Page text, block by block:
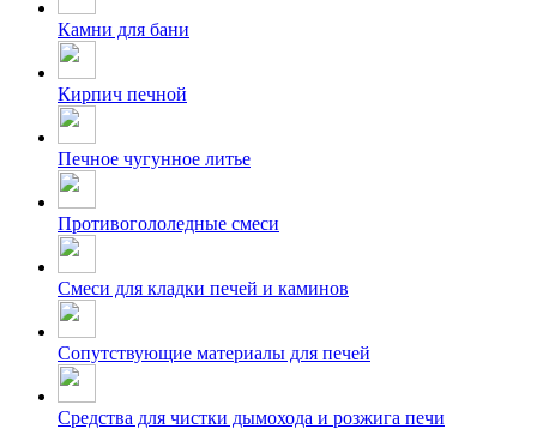
Камни для бани
Кирпич печной
Печное чугунное литье
Противогололедные смеси
Смеси для кладки печей и каминов
Сопутствующие материалы для печей
Средства для чистки дымохода и розжига печи